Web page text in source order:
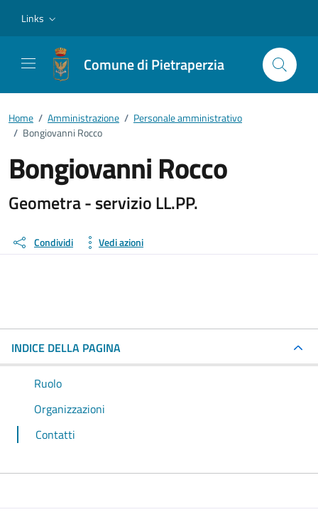
Links
Comune di Pietraperzia
Home / Amministrazione / Personale amministrativo
/ Bongiovanni Rocco
Bongiovanni Rocco
Dettagli della persona
Geometra - servizio LL.PP.
Condividi Vedi azioni
INDICE DELLA PAGINA
Ruolo
Organizzazioni
Contatti